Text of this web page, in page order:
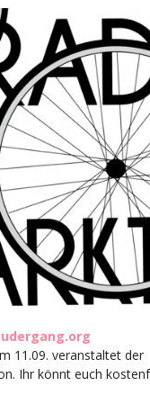
11.09. veranstaltet der
Ihr könnt euch